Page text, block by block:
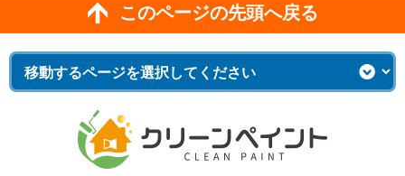
このページの先頭へ戻る